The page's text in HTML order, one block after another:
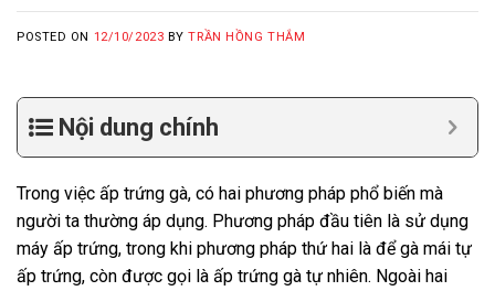
POSTED ON 12/10/2023 BYTRẦN HỒNG THẮM
Nội dung chính
Trong việc ấp trứng gà, có hai phương pháp phổ biến mà
người ta thường áp dụng. Phương pháp đầu tiên là sử dụng
máy ấp trứng, trong khi phương pháp thứ hai là để gà mái tự
ấp trứng, còn được gọi là ấp trứng gà tự nhiên. Ngoài hai